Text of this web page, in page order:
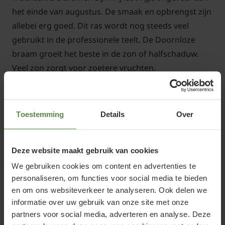
Toestemming Details Over
Deze website maakt gebruik van cookies
We gebruiken cookies om content en advertenties te
personaliseren, om functies voor social media te bieden
en om ons websiteverkeer te analyseren. Ook delen we
informatie over uw gebruik van onze site met onze
partners voor social media, adverteren en analyse. Deze
het einde van augustus. De smaak en opbrengst zijn
allebei erg goed. Dit ras wordt nog steeds veel
gebruikt in de professionele teelt. De Doornloze
braam groeit het beste in de zon of halfschaduw.
Veel zon zorgt voor zoetere vruchten.
Standplaats Rubus fruticosus
'Chester Thornless'
Bramen houden van een humeuze en vrij zure
voedingsbodem. We raden daarom aan om bij de
aanplant van een braam tuinturf te gebruiken.
Vermeng deze met de bodem en plant de
bramenplant in de met turf verrijkte grond.